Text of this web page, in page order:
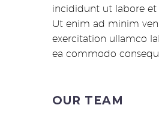
incididunt ut labore
Ut enim ad minim
exercitation ullamco
ea commodo
OUR TEAM